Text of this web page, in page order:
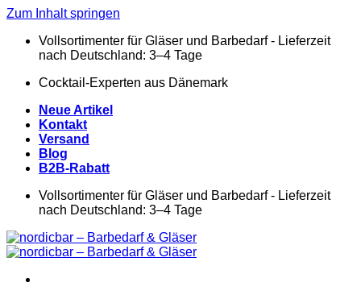
Zum Inhalt springen
Vollsortimenter für Gläser und Barbedarf - Lieferzeit
nach Deutschland: 3–4 Tage
Cocktail-Experten aus Dänemark
Neue Artikel
Kontakt
Versand
Blog
B2B-Rabatt
Vollsortimenter für Gläser und Barbedarf - Lieferzeit
nach Deutschland: 3–4 Tage